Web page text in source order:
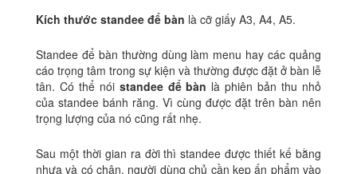
Kích thước standee để bàn là cỡ giấy A3, A4, A5.
Standee để bàn thường dùng làm menu hay các quảng
cáo trọng tâm trong sự kiện và thường được đặt ở bàn lễ
tân. Có thể nói standee để bàn là phiên bản thu nhỏ
của standee bánh răng. Vì cùng được đặt trên bàn nên
trọng lượng của nó cũng rất nhẹ.
Sau một thời gian ra đời thì standee được thiết kế bằng
nhựa và có chân, người dùng chủ cần kẹp ấn phẩm vào